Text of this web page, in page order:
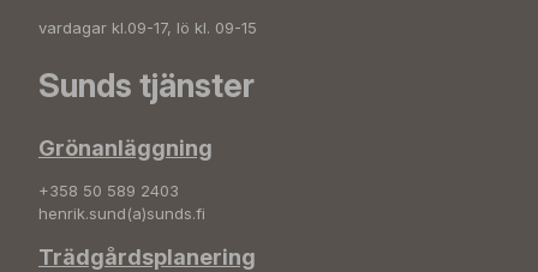
vardagar kl.09-17, lö kl. 09-15
Sunds tjänster
Grönanläggning
+358 50 589 2403
henrik.sund(a)sunds.fi
Trädgårdsplanering